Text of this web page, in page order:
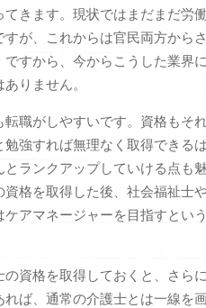
きます。現状ではまだまだ労
が、これからは官民両方から
すから、今からこうした業界
りません。
職がしやすいです。資格もそ
強すれば無理なく取得できる
ランクアップしていける点も
格を取得した後、社会福祉士
アマネージャーを目指すとい
資格を取得しておくと、さら
ば、通常の介護士とは一線を